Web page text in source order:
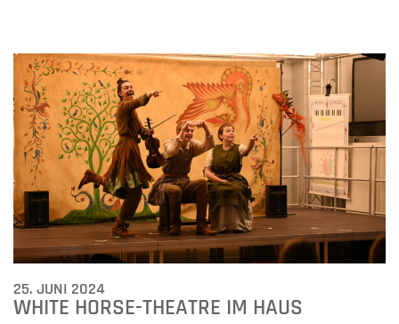
25. JUNI 2024
WHITE HORSE-THEATRE IM HAUS